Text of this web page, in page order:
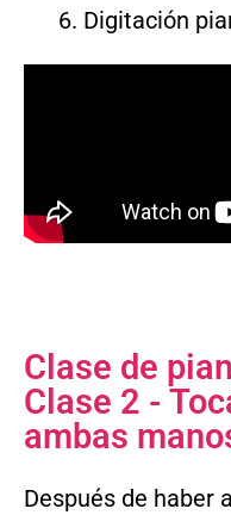
Digitación
Clase de
Clase 2 -
ambas
Después de haber